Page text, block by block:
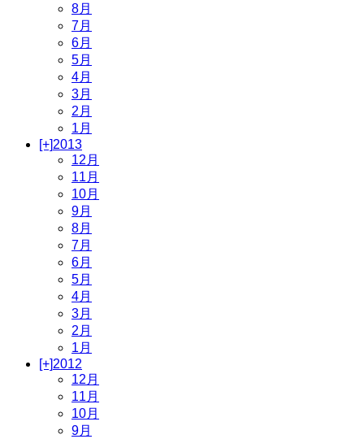
8月
7月
6月
5月
4月
3月
2月
1月
[+]2013
12月
11月
10月
9月
8月
7月
6月
5月
4月
3月
2月
1月
[+]2012
12月
11月
10月
9月